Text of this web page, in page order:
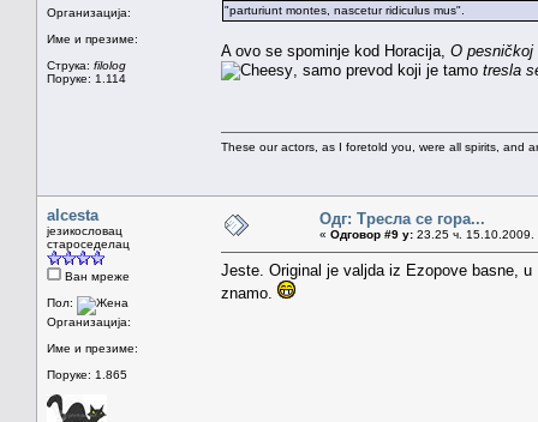
Организација:
Име и презиме:
Струка: filolog
Поруке: 1.114
"parturiunt montes, nascetur ridiculus mus".
A ovo se spominje kod Horacija, O
, samo prevod koji je tamo tresla
These our actors, as I foretold you, were all spirits, and
alcesta
језикословац
староседелац
Ван мреже
Пол:
Организација:
Име и презиме:
Поруке: 1.865
Одг: Тресла се гора...
« Одговор #9 у: 23.25 ч. 15.10.2009.
Jeste. Original je valjda iz Ezopove basne,
znamo.